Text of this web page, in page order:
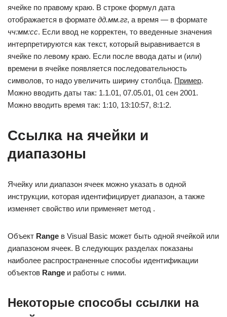
ячейке по правому краю. В строке формул дата
отображается в формате дд.мм.гг, а время — в формате
чч:мм:сс. Если ввод не корректен, то введенные значения
интерпретируются как текст, который выравнивается в
ячейке по левому краю. Если после ввода даты и (или)
времени в ячейке появляется последовательность
символов, то надо увеличить ширину столбца. Пример.
Можно вводить даты так: 1.1.01, 07.05.01, 01 сен 2001.
Можно вводить время так: 1:10, 13:10:57, 8:1:2.
Ссылка на ячейки и
диапазоны
Ячейку или диапазон ячеек можно указать в одной
инструкции, которая идентифицирует диапазон, а также
изменяет свойство или применяет метод .
Объект Range в Visual Basic может быть одной ячейкой или
диапазоном ячеек. В следующих разделах показаны
наиболее распространенные способы идентификации
объектов Range и работы с ними.
Некоторые способы ссылки на